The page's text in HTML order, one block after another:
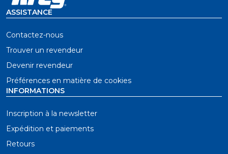
ASSISTANCE
Contactez-nous
Trouver un revendeur
Devenir revendeur
Préférences en matière de cookies
INFORMATIONS
Inscription à la newsletter
Expédition et paiements
Retours